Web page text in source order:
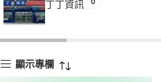
丁丁資訊
顯示專欄